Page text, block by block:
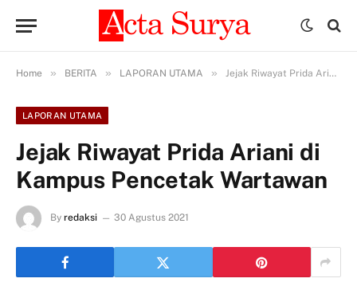
Home » BERITA » LAPORAN UTAMA » Jejak Riwayat Prida Ariani di Kampus Pencetak Wartawan
LAPORAN UTAMA
Jejak Riwayat Prida Ariani di
Kampus Pencetak Wartawan
By redaksi 30 Agustus 2021